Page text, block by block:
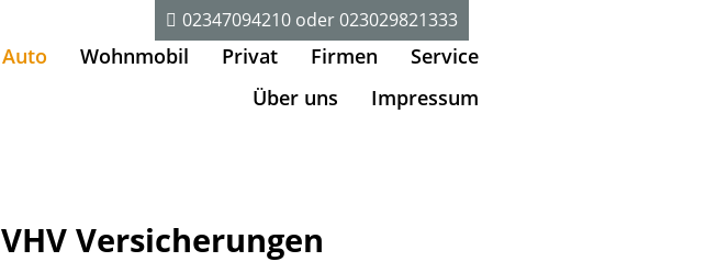
Auto Wohnmobil Privat Firmen
Service
Über uns
Impressum
02347094210 oder023029821333
VHV Versicherungen